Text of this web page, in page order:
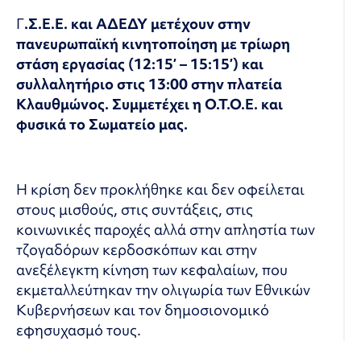
Γ.Σ.Ε.Ε. και ΑΔΕΔΥ μετέχουν στην
πανευρωπαϊκή κινητοποίηση με τρίωρη
στάση εργασίας (12:15’ – 15:15’) και
συλλαλητήριο στις 13:00 στην πλατεία
Κλαυθμώνος. Συμμετέχει η Ο.Τ.Ο.Ε. και
φυσικά το Σωματείο μας.
Η κρίση δεν προκλήθηκε και δεν οφείλεται
στους μισθούς, στις συντάξεις, στις
κοινωνικές παροχές αλλά στην απληστία των
τζογαδόρων κερδοσκόπων και στην
ανεξέλεγκτη κίνηση των κεφαλαίων, που
εκμεταλλεύτηκαν την ολιγωρία των Εθνικών
Κυβερνήσεων και τον δημοσιονομικό
εφησυχασμό τους.